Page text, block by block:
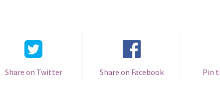
Share on Twitter Share on Facebook Pin